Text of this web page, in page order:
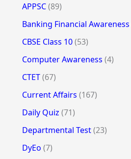
APPSC(89)
Banking Financial Awareness
CBSE Class 10(53)
Computer Awareness (4)
CTET(67)
Current Affairs (167)
Daily Quiz (71)
Departmental Test(23)
DyEo (7)